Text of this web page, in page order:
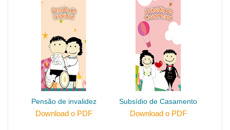
Pensão de invalidez
Download o PDF
Subsídio de Casamento
Download o PDF